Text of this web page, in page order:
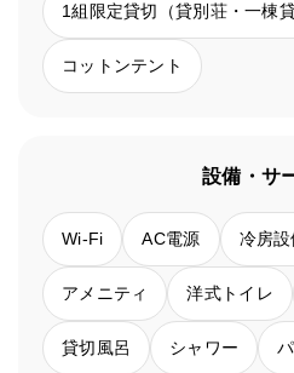
1組限定貸切（貸別荘・一棟貸
コットンテント
設備・サ
Wi-Fi AC電源 冷房設
アメニティ 洋式トイレ
貸切風呂 シャワー